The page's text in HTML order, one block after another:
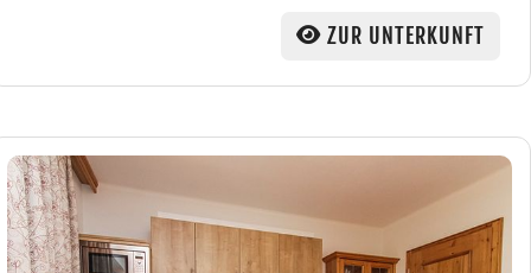
ZUR UNTERKUNFT